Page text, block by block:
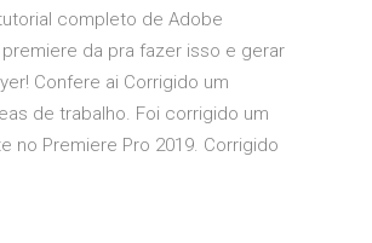
completo de Adobe
da pra fazer isso e gerar
Confere ai Corrigido um
de trabalho. Foi corrigido um
no Premiere Pro 2019. Corrigido